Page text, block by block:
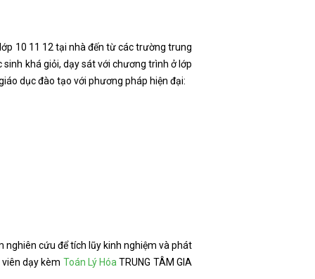
10 11 12 tại nhà đến từ các trường trung
khá giỏi, dạy sát với chương trình ở lớp
dục đào tạo với phương pháp hiện đại:
cứu để tích lũy kinh nghiệm và phát
dạy kèm Toán Lý Hóa TRUNG TÂM GIA